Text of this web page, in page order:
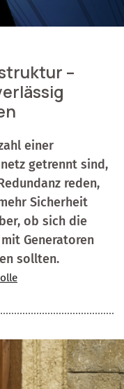
–
einer
getrennt sind,
reden,
Sicherheit
ob sich die
Generatoren
sollten.